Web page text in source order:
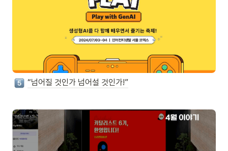
“넘어질 것인가 넘어설 것인가!”